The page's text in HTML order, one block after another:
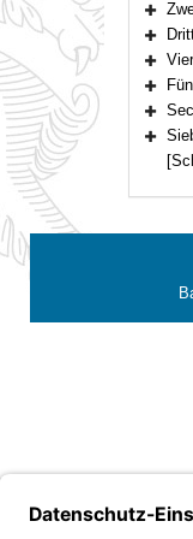
Zweiter
Dritter
Vierter
Sechster Teil